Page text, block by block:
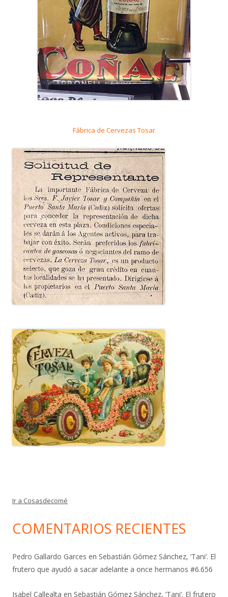
Fábrica de Cervezas Tosar
Ir a Cosasdecomé
COMENTARIOS RECIENTES
Pedro Gallardo Garces en Sebastián Gómez Sánchez, ‘Tani’. El
frutero que ayudó a sacar adelante a once hermanos #6.656
Isabel Callealta en Sebastián Gómez Sánchez, ‘Tani’. El frutero